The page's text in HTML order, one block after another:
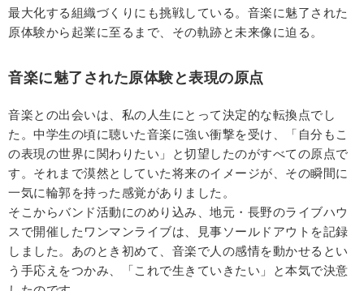
最大化する組織づくりにも挑戦している。音楽に魅了された
原体験から起業に至るまで、その軌跡と未来像に迫る。
音楽に魅了された原体験と表現の原点
音楽との出会いは、私の人生にとって決定的な転換点でし
た。中学生の頃に聴いた音楽に強い衝撃を受け、「自分もこ
の表現の世界に関わりたい」と切望したのがすべての原点で
す。それまで漠然としていた将来のイメージが、その瞬間に
一気に輪郭を持った感覚がありました。
そこからバンド活動にのめり込み、地元・長野のライブハウ
スで開催したワンマンライブは、見事ソールドアウトを記録
しました。あのとき初めて、音楽で人の感情を動かせるとい
う手応えをつかみ、「これで生きていきたい」と本気で決意